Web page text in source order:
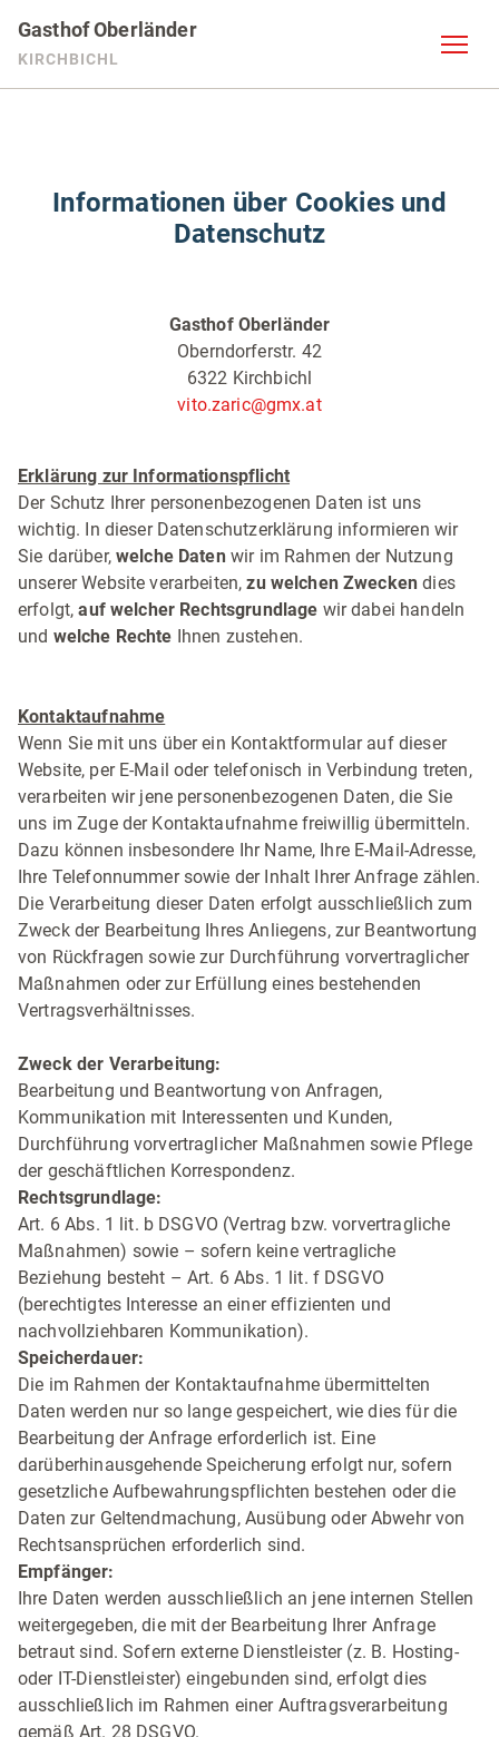
Gasthof Oberländer
KIRCHBICHL
Informationen über Cookies und
Datenschutz
Gasthof Oberländer
Oberndorferstr. 42
6322 Kirchbichl
vito.zaric@gmx.at
Erklärung zur Informationspflicht
Der Schutz Ihrer personenbezogenen Daten ist uns
wichtig. In dieser Datenschutzerklärung informieren wir
Sie darüber, welche Datenwir im Rahmen der Nutzung
unserer Website verarbeiten,zu welchen Zwecken dies
erfolgt,auf welcher Rechtsgrundlage wir dabei handeln
und welche Rechte Ihnen zustehen.
Kontaktaufnahme
Wenn Sie mit uns über ein Kontaktformular auf dieser
Website, per E-Mail oder telefonisch in Verbindung treten,
verarbeiten wir jene personenbezogenen Daten, die Sie
uns im Zuge der Kontaktaufnahme freiwillig übermitteln.
Dazu können insbesondere Ihr Name, Ihre E-Mail-Adresse,
Ihre Telefonnummer sowie der Inhalt Ihrer Anfrage zählen.
Die Verarbeitung dieser Daten erfolgt ausschließlich zum
Zweck der Bearbeitung Ihres Anliegens, zur Beantwortung
von Rückfragen sowie zur Durchführung vorvertraglicher
Maßnahmen oder zur Erfüllung eines bestehenden
Vertragsverhältnisses.
Zweck der Verarbeitung:
Bearbeitung und Beantwortung von Anfragen,
Kommunikation mit Interessenten und Kunden,
Durchführung vorvertraglicher Maßnahmen sowie Pflege
der geschäftlichen Korrespondenz.
Rechtsgrundlage:
Art. 6 Abs. 1 lit. b DSGVO (Vertrag bzw. vorvertragliche
Maßnahmen) sowie – sofern keine vertragliche
Beziehung besteht – Art. 6 Abs. 1 lit. f DSGVO
(berechtigtes Interesse an einer effizienten und
nachvollziehbaren Kommunikation).
Speicherdauer:
Die im Rahmen der Kontaktaufnahme übermittelten
Daten werden nur so lange gespeichert, wie dies für die
Bearbeitung der Anfrage erforderlich ist. Eine
darüberhinausgehende Speicherung erfolgt nur, sofern
gesetzliche Aufbewahrungspflichten bestehen oder die
Daten zur Geltendmachung, Ausübung oder Abwehr von
Rechtsansprüchen erforderlich sind.
Empfänger:
Ihre Daten werden ausschließlich an jene internen Stellen
weitergegeben, die mit der Bearbeitung Ihrer Anfrage
betraut sind. Sofern externe Dienstleister (z. B. Hosting-
oder IT-Dienstleister) eingebunden sind, erfolgt dies
ausschließlich im Rahmen einer Auftragsverarbeitung
gemäß Art. 28 DSGVO.